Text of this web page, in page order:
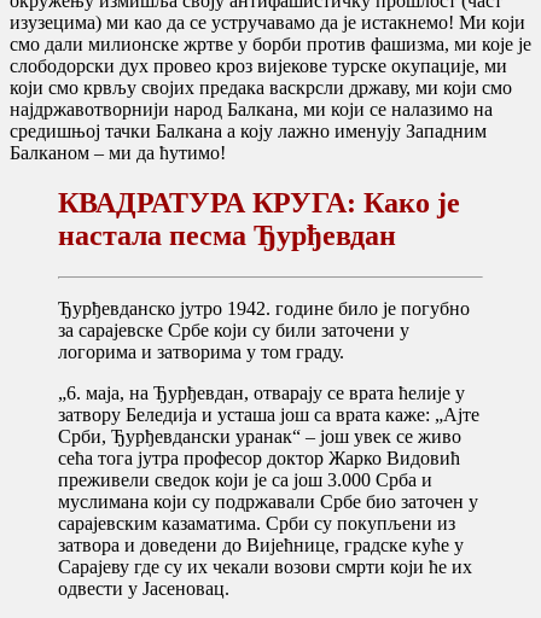
изузецима) ми као да се устручавамо да је истакнемо! Ми који
смо дали милионске жртве у борби против фашизма, ми које је
слободорски дух провео кроз вијекове турске окупације, ми
који смо крвљу својих предака васкрсли државу, ми који смо
најдржавотворнији народ Балкана, ми који се налазимо на
средишњој тачки Балкана а коју лажно именују Западним
Балканом – ми да ћутимо!
КВАДРАТУРА КРУГА: Како је
настала песма Ђурђевдан
Ђурђевданско јутро 1942. године било је погубно
за сарајевске Србе који су били заточени у
логорима и затворима у том граду.
„6. маја, на Ђурђевдан, отварају се врата ћелије у
затвору Беледија и усташа још са врата каже: „Ајте
Срби, Ђурђевдански уранак“ – још увек се живо
сећа тога јутра професор доктор Жарко Видовић
преживели сведок који је са још 3.000 Срба и
муслимана који су подржавали Србе био заточен у
сарајевским казаматима. Срби су покупљени из
затвора и доведени до Вијећнице, градске куће у
Сарајеву где су их чекали возови смрти који ће их
одвести у Јасеновац.